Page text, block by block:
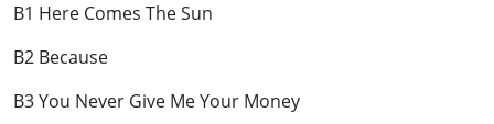
B1 Here Comes The Sun
B2 Because
B3 You Never Give Me Your Money